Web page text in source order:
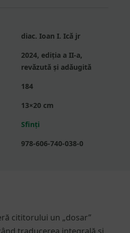
diac. Ioan I. Ică jr
2024, ediția a II-a,
revăzută și adăugită
184
13×20 cm
Sfinți
978-606-740-038-0
cititorului un „dosar”
traducerea integrală și